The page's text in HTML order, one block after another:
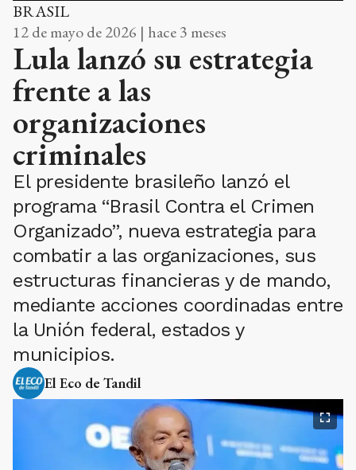
BRASIL
12 de mayo de 2026 | hace 3 meses
Lula lanzó su estrategia
frente a las
organizaciones
criminales
El presidente brasileño lanzó el
programa “Brasil Contra el Crimen
Organizado”, nueva estrategia para
combatir a las organizaciones, sus
estructuras financieras y de mando,
mediante acciones coordinadas entre
la Unión federal, estados y
municipios.
El Eco de Tandil